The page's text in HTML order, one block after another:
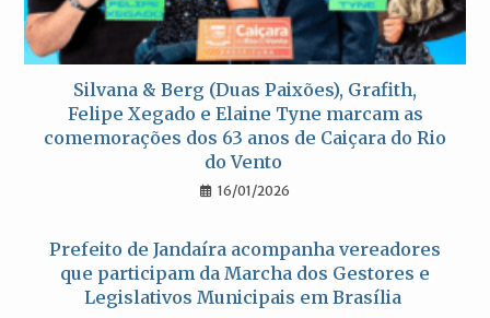
Silvana & Berg (Duas Paixões), Grafith,
Felipe Xegado e Elaine Tyne marcam as
comemorações dos 63 anos de Caiçara do Rio
do Vento
16/01/2026
Prefeito de Jandaíra acompanha vereadores
que participam da Marcha dos Gestores e
Legislativos Municipais em Brasília